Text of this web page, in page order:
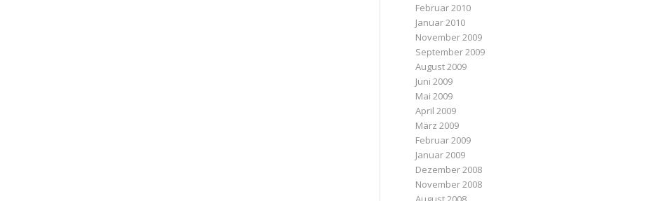
Februar 2010
Januar 2010
November 2009
September 2009
August 2009
Juni 2009
Mai 2009
April 2009
März 2009
Februar 2009
Januar 2009
Dezember 2008
November 2008